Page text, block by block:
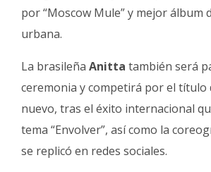
por “Moscow Mule” y mejor álbum
urbana.
La brasileña Anitta también será
ceremonia y competirá por el título
nuevo, tras el éxito internacional
tema “Envolver”, así como la
se replicó en redes sociales.